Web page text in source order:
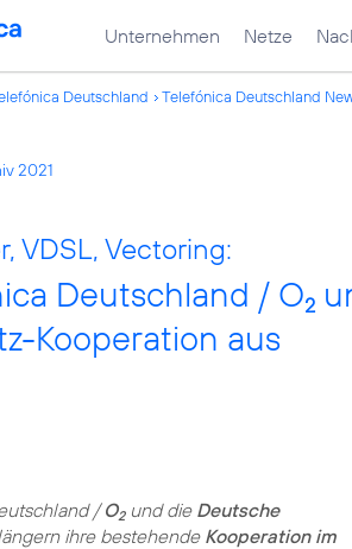
Unternehmen Netze
Deutschland Telefónica Deutschland
2021
VDSL, Vectoring:
Deutschland / O2
Kooperation aus
/O2und die Deutsche
ihre bestehende Kooperation im